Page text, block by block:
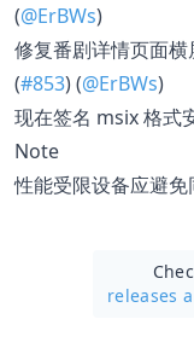
(@ErBWs)
修复番剧详情页面
(#853) (@ErBWs)
现在签名 msix 格式
Note
性能受限设备应避
releases